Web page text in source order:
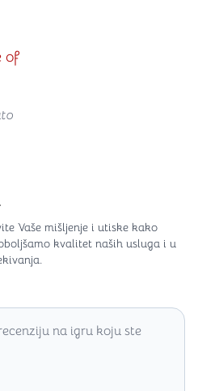
of
Vaše mišljenje i utiske kako
kvalitet naših usluga i u
na igru koju ste